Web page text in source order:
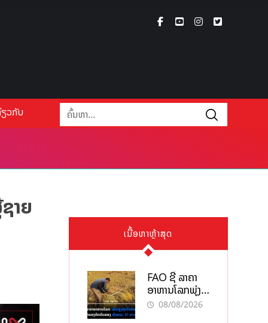
ວກັບ
າຍ
ເນື້ອຫາຫຼ້າສຸດ
FAO ຊີ້ ລາຄາ
ອາຫານໂລກພຸ່ງ
ສູງສຸດໃນຮອບ 3
08/08/2026